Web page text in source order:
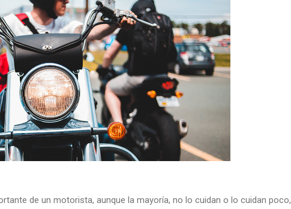
de un motorista, aunque la mayoría, no lo cuidan o lo cuidan poco,